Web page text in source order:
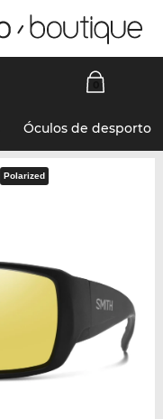
Óculos de desporto
Polarized